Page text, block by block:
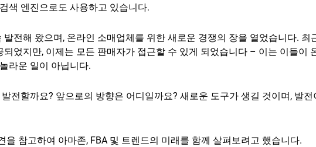
색 엔진으로도 사용하고 있습니다.
발전해 왔으며, 온라인 소매업체를 위한 새로운 경쟁의 장을 열었습니다. 최
었지만, 이제는 모든 판매자가 접근할 수 있게 되었습니다 – 이는 이들이
라운 일이 아닙니다.
전할까요? 앞으로의 방향은 어디일까요? 새로운 도구가 생길 것이며, 발전
을 참고하여 아마존, FBA 및 트렌드의 미래를 함께 살펴보려고 했습니다.